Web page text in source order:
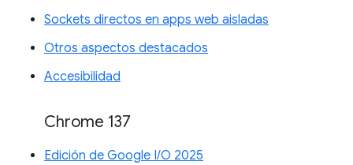
Sockets directos en apps web aisladas
Otros aspectos destacados
Accesibilidad
Chrome 137
Edición de Google I/O 2025